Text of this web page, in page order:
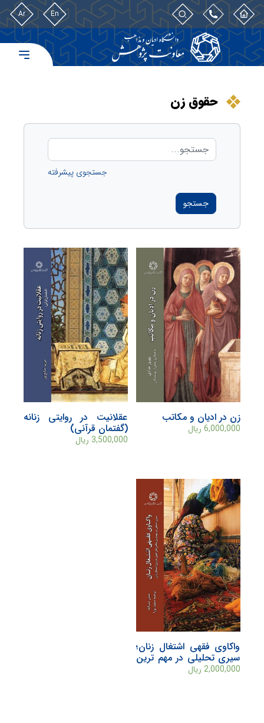
En
Ar
حقوق زن
جستجوی پیشرفته
جستجو
زن در ادیان و مکاتب
6,000,000 ریال
عقلانیت در روایتی زنانه
(گفتمان قرآنی)
3,500,000 ریال
واکاوی فقهی اشتغال زنان؛
سیری تحلیلی در مهم ترین
چالش های فقهی فراروی
2,000,000 ریال